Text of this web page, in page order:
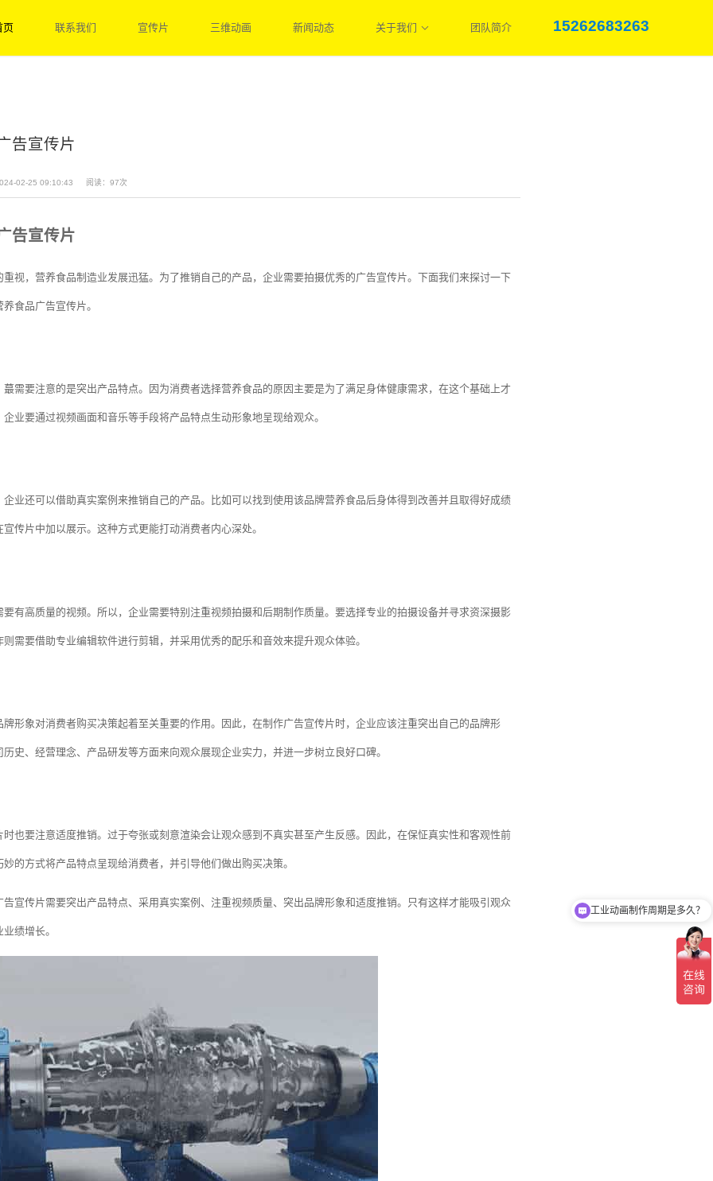
页 联系我们 宣传片 三维动画 新闻动态 关于我们 团队简介 15262683263
告宣传片
02-25 09:10:43 阅读：97次
告宣传片
视，营养食品制造业发展迅猛。为了推销自己的产品，企业需要拍摄优秀的广告宣传片。下面我们来探讨一下
食品广告宣传片。
需要注意的是突出产品特点。因为消费者选择营养食品的原因主要是为了满足身体健康需求，在这个基础上才
业要通过视频画面和音乐等手段将产品特点生动形象地呈现给观众。
业还可以借助真实案例来推销自己的产品。比如可以找到使用该品牌营养食品后身体得到改善并且取得好成绩
传片中加以展示。这种方式更能打动消费者内心深处。
有高质量的视频。所以，企业需要特别注重视频拍摄和后期制作质量。要选择专业的拍摄设备并寻求资深摄影
需要借助专业编辑软件进行剪辑，并采用优秀的配乐和音效来提升观众体验。
形象对消费者购买决策起着至关重要的作用。因此，在制作广告宣传片时，企业应该注重突出自己的品牌形
史、经营理念、产品研发等方面来向观众展现企业实力，并进一步树立良好口碑。
也要注意适度推销。过于夸张或刻意渲染会让观众感到不真实甚至产生反感。因此，在保怔真实性和客观性前
的方式将产品特点呈现给消费者，并引导他们做出购买决策。
宣传片需要突出产品特点、采用真实案例、注重视频质量、突出品牌形象和适度推销。只有这样才能吸引观众
绩增长。